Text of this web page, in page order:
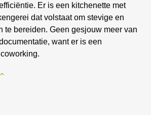
Er is een kitchenette met
dat volstaat om stevige en
te bereiden. Geen gesjouw meer van
want er is een